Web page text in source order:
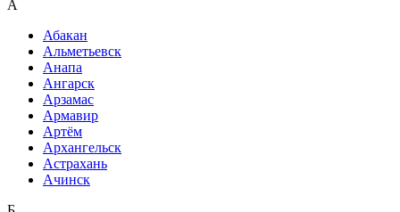
А
Абакан
Альметьевск
Анапа
Ангарск
Арзамас
Армавир
Артём
Архангельск
Астрахань
Ачинск